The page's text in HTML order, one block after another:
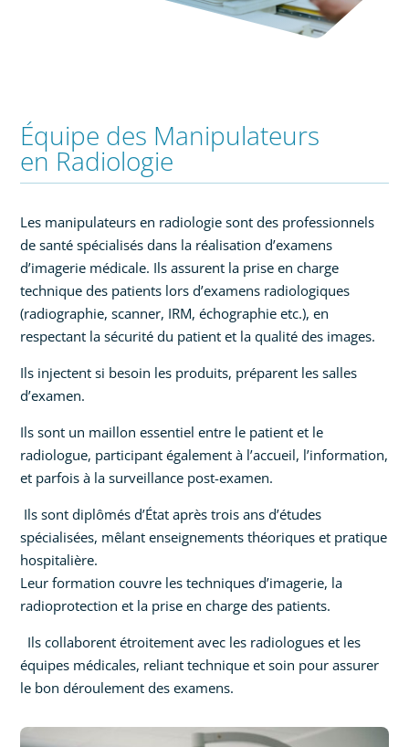
Équipe des Manipulateurs
en Radiologie
Les manipulateurs en radiologie sont des professionnels
de santé spécialisés dans la réalisation d’examens
d’imagerie médicale. Ils assurent la prise en charge
technique des patients lors d’examens radiologiques
(radiographie, scanner, IRM, échographie etc.), en
respectant la sécurité du patient et la qualité des images.
Ils injectent si besoin les produits, préparent les salles
d’examen.
Ils sont un maillon essentiel entre le patient et le
radiologue, participant également à l’accueil, l’information,
et parfois à la surveillance post-examen.
Ils sont diplômés d’État après trois ans d’études
spécialisées, mêlant enseignements théoriques et pratique
hospitalière.
Leur formation couvre les techniques d’imagerie, la
radioprotection et la prise en charge des patients.
Ils collaborent étroitement avec les radiologues et les
équipes médicales, reliant technique et soin pour assurer
le bon déroulement des examens.